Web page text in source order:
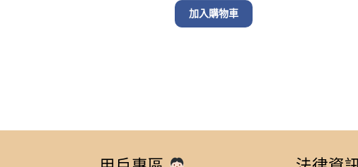
was:
$ 800.00.
加入購物車